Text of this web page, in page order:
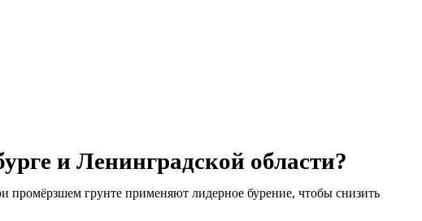
и Ленинградской области?
грунте применяют лидерное бурение, чтобы снизить